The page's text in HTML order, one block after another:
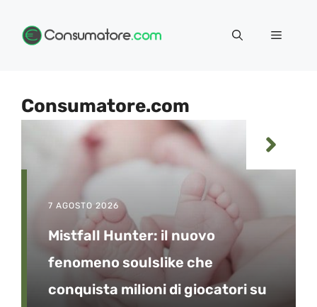
Menu
Consumatore.com
7 AGOSTO 2026
Mistfall Hunter: il nuovo
fenomeno soulslike che
conquista milioni di giocatori su